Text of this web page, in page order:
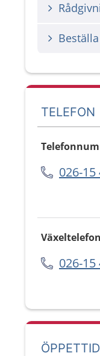
TELEFON
026-15
Växeltelefon
026-15